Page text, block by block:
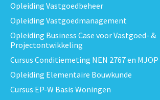
Opleiding Vastgoedbeheer
Opleiding Vastgoedmanagement
Opleiding Business Case voor Vastgoed- &
Projectontwikkeling
Cursus Conditiemeting NEN 2767 en MJOP
Opleiding Elementaire Bouwkunde
Cursus EP-W Basis Woningen